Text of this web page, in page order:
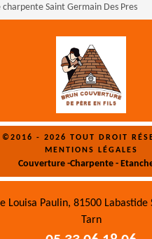
Saint Germain Des Pres
©2016 - 2026 TOUT DROIT
MENTIONS LÉGALES
Couverture -Charpente -
Louisa Paulin, 81500 Labastide
Tarn